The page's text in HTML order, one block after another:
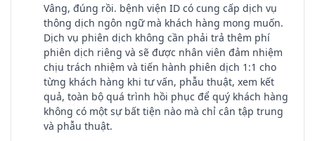
Vâng, đúng rồi. bệnh viện ID có cung cấp dịch vụ
thông dịch ngôn ngữ mà khách hàng mong muốn.
Dịch vụ phiên dịch không cần phải trả thêm phí
phiên dịch riêng và sẽ được nhân viên đảm nhiệm
chịu trách nhiệm và tiến hành phiên dịch 1:1 cho
từng khách hàng khi tư vấn, phẫu thuật, xem kết
quả, toàn bộ quá trình hồi phục để quý khách hàng
không có một sự bất tiện nào mà chỉ cân tập trung
và phẫu thuật.